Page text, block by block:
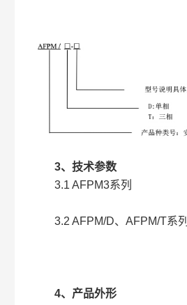
3、技术参数
3.1 AFPM3系列
3.2 AFPM/D、AFPM/T系列
4、产品外形